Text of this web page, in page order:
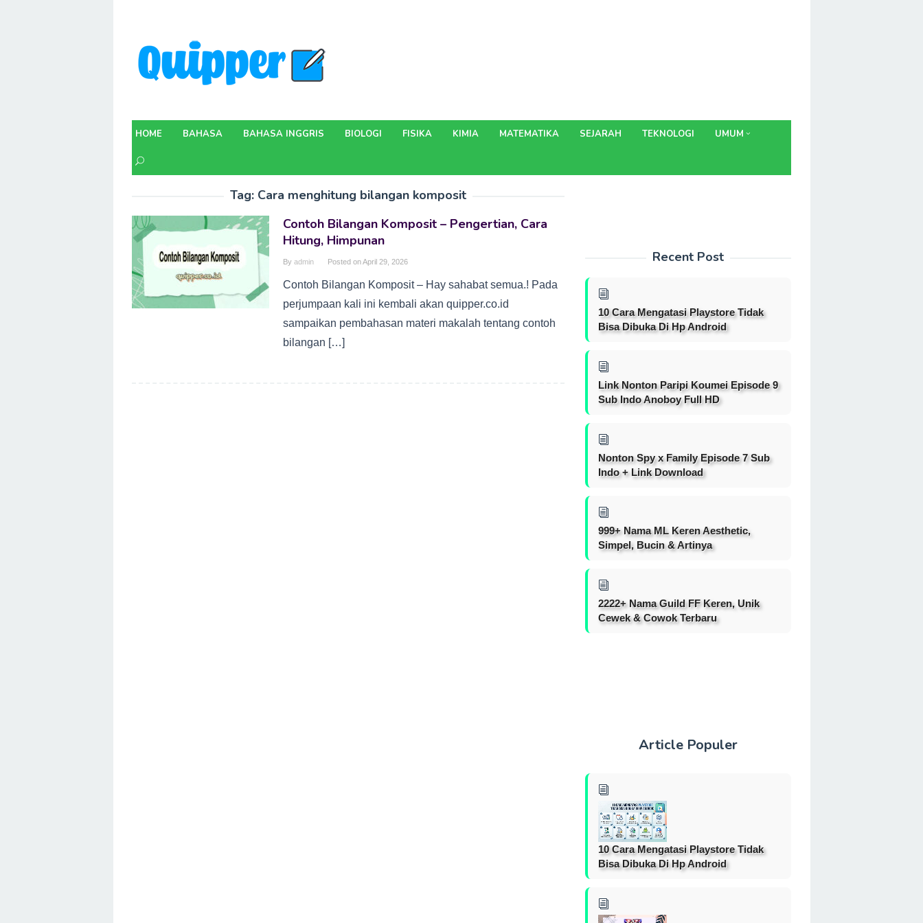
content
HOME BAHASA BAHASA INGGRIS BIOLOGI FISIKA KIMIA MATEMATIKA SEJARAH TEKNOLOGI UMUM
Tag: Cara menghitung bilangan komposit
Contoh Bilangan Komposit – Pengertian, Cara
Hitung, Himpunan
By admin Posted onApril 29, 2026
Contoh Bilangan Komposit – Hay sahabat semua.! Pada
perjumpaan kali ini kembali akan quipper.co.id
sampaikan pembahasan materi makalah tentang contoh
bilangan […]
Recent Post
10 Cara Mengatasi Playstore Tidak
Bisa Dibuka Di Hp Android
Link Nonton Paripi Koumei Episode 9
Sub Indo Anoboy Full HD
Nonton Spy x Family Episode 7 Sub
Indo + Link Download
999+ Nama ML Keren Aesthetic,
Simpel, Bucin & Artinya
2222+ Nama Guild FF Keren, Unik
Cewek & Cowok Terbaru
Article Populer
10 Cara Mengatasi Playstore Tidak
Bisa Dibuka Di Hp Android